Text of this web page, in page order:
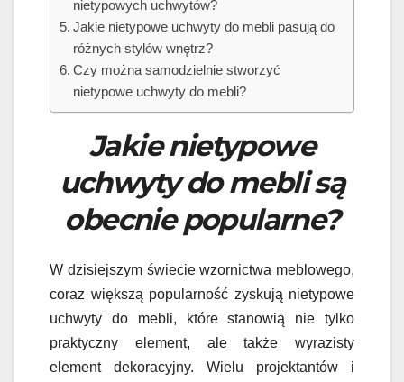
nietypowych uchwytów?
Jakie nietypowe uchwyty do mebli pasują do
różnych stylów wnętrz?
Czy można samodzielnie stworzyć
nietypowe uchwyty do mebli?
Jakie nietypowe
uchwyty do mebli są
obecnie popularne?
W dzisiejszym świecie wzornictwa meblowego,
coraz większą popularność zyskują nietypowe
uchwyty do mebli, które stanowią nie tylko
praktyczny element, ale także wyrazisty
element dekoracyjny. Wielu projektantów i